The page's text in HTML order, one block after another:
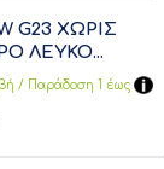
G23 ΧΩΡΙΣ
ΛΕΥΚΟ...
/ Παράδoση 1 έως